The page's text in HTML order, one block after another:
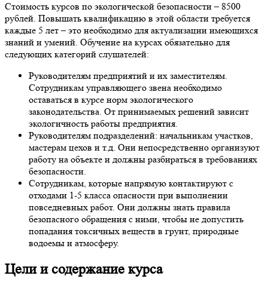
Стоимость курсов по экологической безопасности – 8500
рублей. Повышать квалификацию в этой области требуется
каждые 5 лет – это необходимо для актуализации имеющихся
знаний и умений. Обучение на курсах обязательно для
следующих категорий слушателей:
Руководителям предприятий и их заместителям.
Сотрудникам управляющего звена необходимо
оставаться в курсе норм экологического
законодательства. От принимаемых решений зависит
экологичность работы предприятия.
Руководителям подразделений: начальникам участков,
мастерам цехов и т.д. Они непосредственно организуют
работу на объекте и должны разбираться в требованиях
безопасности.
Сотрудникам, которые напрямую контактируют с
отходами 1-5 класса опасности при выполнении
повседневных работ. Они должны знать правила
безопасного обращения с ними, чтобы не допустить
попадания токсичных веществ в грунт, природные
водоемы и атмосферу.
Цели и содержание курса